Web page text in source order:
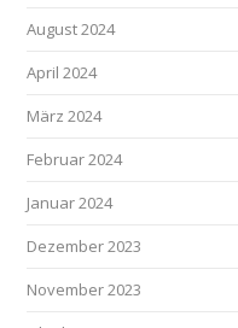
August 2024
April 2024
März 2024
Februar 2024
Januar 2024
Dezember 2023
November 2023